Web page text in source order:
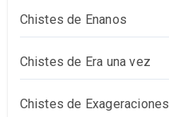
Chistes de Enanos
Chistes de Era una vez
Chistes de Exageraciones